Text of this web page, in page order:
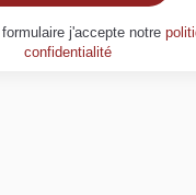
j'accepte notre
confidentialité